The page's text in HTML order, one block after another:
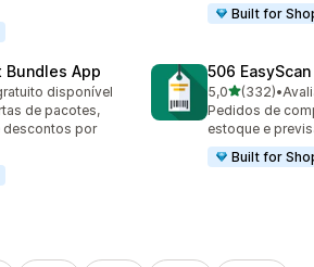
Built for
Bundles App
disponível
de pacotes,
descontos por
506
5,0de 5 estrelas
(332)
332 avaliações
•
Pedidos de
estoque e
Built for